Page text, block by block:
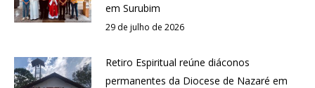
em Surubim
29 de julho de 2026
Retiro Espiritual reúne diáconos
permanentes da Diocese de Nazaré em